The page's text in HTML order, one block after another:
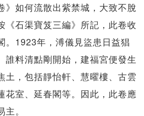
》如何流散出紫禁城，大致不脫
《石渠寶笈三編》所記，此卷收
。1923年，溥儀見盜患日益猖
誰料清點剛開始，建福宮便發生
土，包括靜怡軒、慧曜樓、古雲
花室、延春閣等。因此，此卷應
。